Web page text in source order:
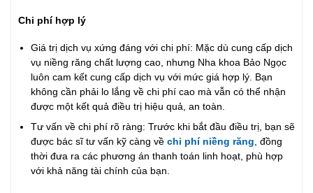
Chi phí hợp lý
Giá trị dịch vụ xứng đáng với chi phí: Mặc dù cung cấp dịch
vụ niềng răng chất lượng cao, nhưng Nha khoa Bảo Ngọc
luôn cam kết cung cấp dịch vụ với mức giá hợp lý. Bạn
không cần phải lo lắng về chi phí cao mà vẫn có thể nhận
được một kết quả điều trị hiệu quả, an toàn.
Tư vấn về chi phí rõ ràng: Trước khi bắt đầu điều trị, bạn sẽ
được bác sĩ tư vấn kỹ càng vềchi phí niềng răng, đồng
thời đưa ra các phương án thanh toán linh hoạt, phù hợp
với khả năng tài chính của bạn.